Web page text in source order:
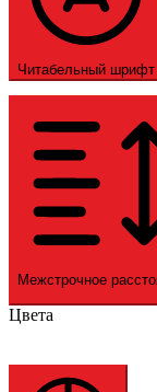
Читабельный шрифт
Межстрочное
Цвета